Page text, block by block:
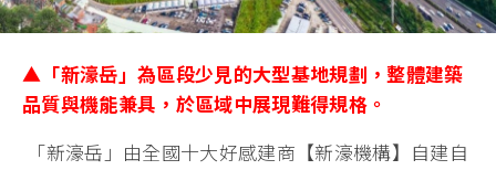
▲ 「新濠岳 」為區段少見的大型基地規劃，整體建築
品質與機能兼具，於區域中展現難得規格。
「新濠岳」由全國十大好感建商【新濠機構】自建自